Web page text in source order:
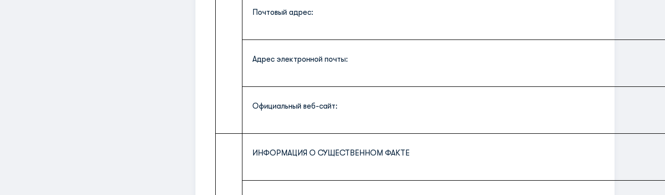
Почтовый адрес:
Адрес электронной почты:
Официальный веб-сайт:
ИНФОРМАЦИЯ О СУЩЕСТВЕННОМ ФАКТЕ